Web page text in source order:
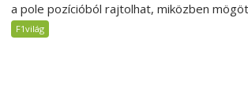
a pole pozícióból rajtolhat, miközben
F1világ